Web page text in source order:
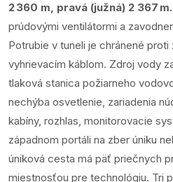
2 360 m, pravá (južná) 2 367 m.
prúdovými ventilátormi a
Potrubie v tuneli je chránené proti
vyhrievacím káblom. Zdroj vody
tlaková stanica požiarneho
nechýba osvetlenie, zariadenia
kabíny, rozhlas, monitorovacie
západnom portáli na zber úniku
úniková cesta má päť priečnych
miestnosťou pre technológiu. Tri